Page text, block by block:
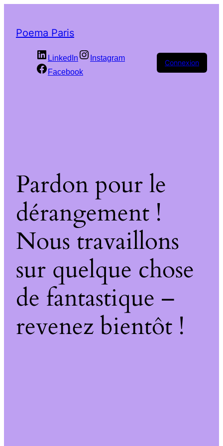
Poema Paris
LinkedIn
Instagram
Facebook
Connexion
Pardon pour le
dérangement !
Nous travaillons
sur quelque chose
de fantastique –
revenez bientôt !